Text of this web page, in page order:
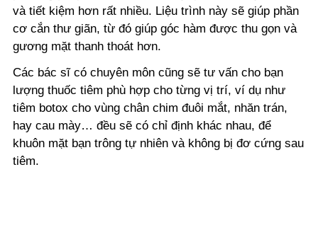
và tiết kiệm hơn rất nhiều. Liệu trình này sẽ giúp phần
cơ cắn thư giãn, từ đó giúp góc hàm được thu gọn và
gương mặt thanh thoát hơn.
Các bác sĩ có chuyên môn cũng sẽ tư vấn cho bạn
lượng thuốc tiêm phù hợp cho từng vị trí, ví dụ như
tiêm botox cho vùng chân chim đuôi mắt, nhăn trán,
hay cau mày… đều sẽ có chỉ định khác nhau, để
khuôn mặt bạn trông tự nhiên và không bị đơ cứng sau
tiêm.